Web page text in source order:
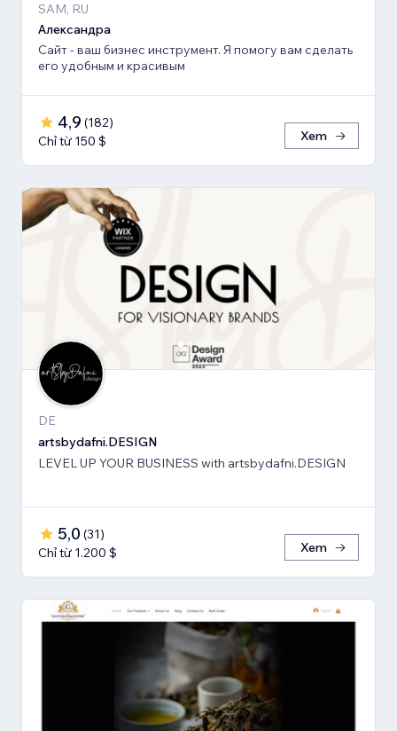
SAM, RU
Александра
Сайт - ваш бизнес инструмент. Я помогу вам сделать
его удобным и красивым
4,9 (182)
Chỉ từ 150 $
Xem
DE
artsbydafni.DESIGN
LEVEL UP YOUR BUSINESS with artsbydafni.DESIGN
5,0 (31)
Chỉ từ 1.200 $
Xem